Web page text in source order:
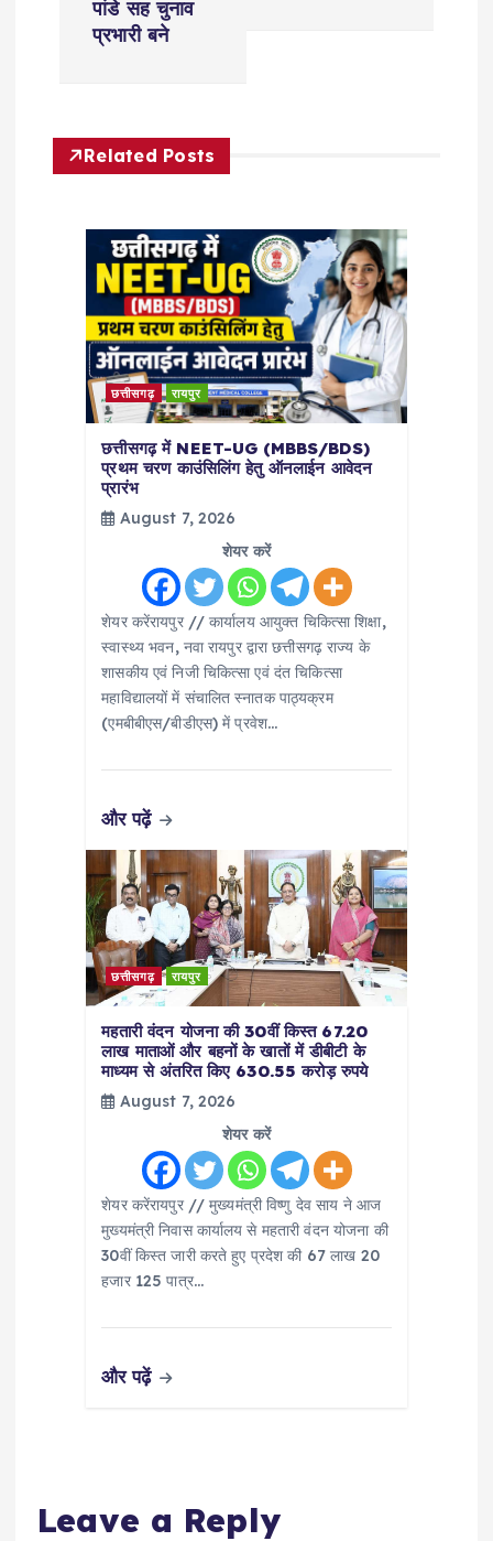
v
पांडे सह चुनाव
प्रभारी बने
Related Posts
छत्तीसगढ़ रायपुर
छत्तीसगढ़ में NEET-UG (MBBS/BDS)
प्रथम चरण काउंसिलिंग हेतु ऑनलाईन आवेदन
प्रारंभ
August 7, 2026
शेयर करें
शेयर करेंरायपुर // कार्यालय आयुक्त चिकित्सा शिक्षा,
स्वास्थ्य भवन, नवा रायपुर द्वारा छत्तीसगढ़ राज्य के
शासकीय एवं निजी चिकित्सा एवं दंत चिकित्सा
महाविद्यालयों में संचालित स्नातक पाठ्यक्रम
(एमबीबीएस/बीडीएस) में प्रवेश…
और पढ़ें
छत्तीसगढ़ रायपुर
महतारी वंदन योजना की 30वीं किस्त 67.20
लाख माताओं और बहनों के खातों में डीबीटी के
माध्यम से अंतरित किए 630.55 करोड़ रुपये
August 7, 2026
शेयर करें
शेयर करेंरायपुर // मुख्यमंत्री विष्णु देव साय ने आज
मुख्यमंत्री निवास कार्यालय से महतारी वंदन योजना की
30वीं किस्त जारी करते हुए प्रदेश की 67 लाख 20
हजार 125 पात्र…
और पढ़ें
Leave a Reply